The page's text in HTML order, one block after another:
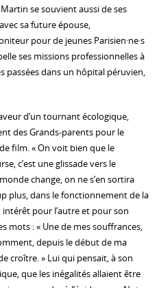
se souvient aussi de ses
sa future épouse,
pour de jeunes Parisien·ne·s
ses missions professionnelles à
passées dans un hôpital péruvien,
d’un tournant écologique,
des Grands-parents pour le
film. « On voit bien que le
c’est une glissade vers le
change, on ne s’en sortira
plus, dans le fonctionnement de la
pour l’autre et pour son
mots : « Une de mes souffrances,
depuis le début de ma
croître. » Lui qui pensait, à son
que les inégalités allaient être